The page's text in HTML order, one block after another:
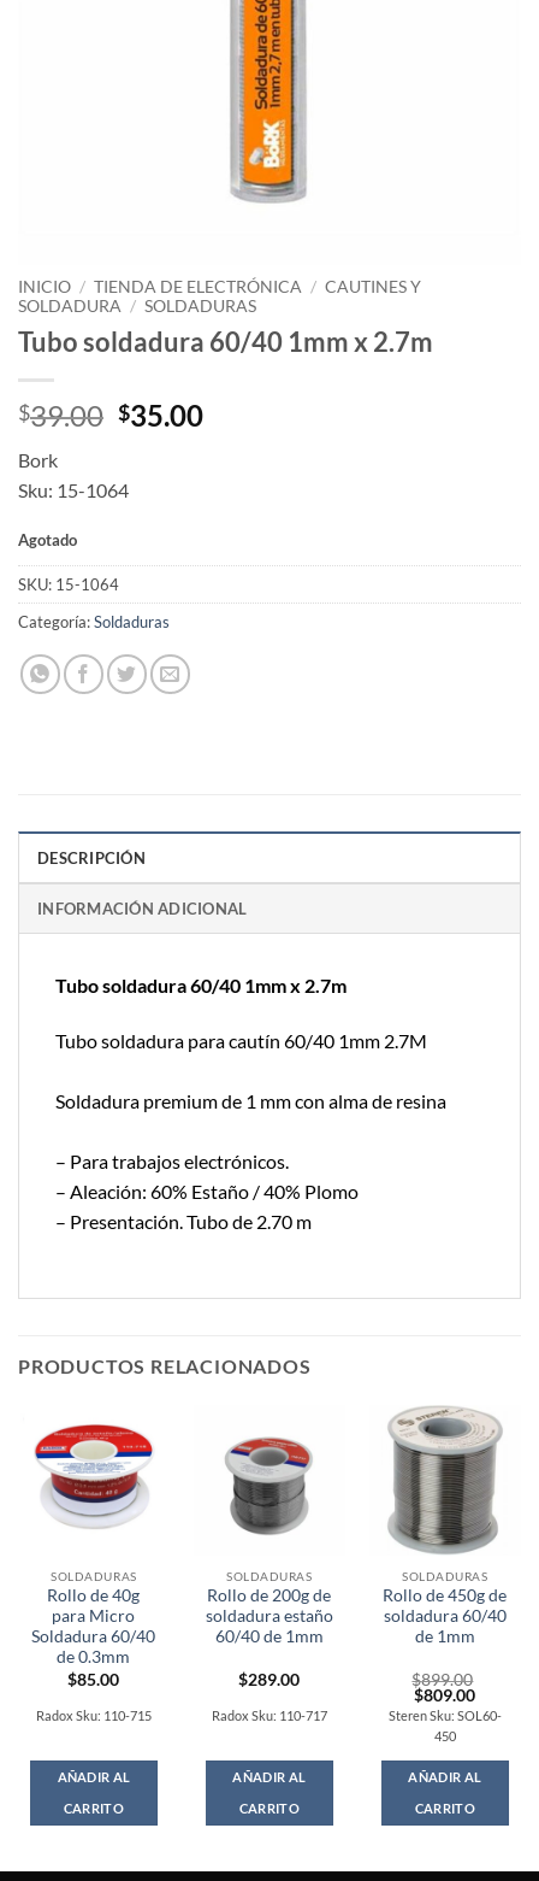
INICIO / TIENDA DE ELECTRÓNICA / CAUTINES Y
SOLDADURA / SOLDADURAS
Tubo soldadura 60/40 1mm x 2.7m
$39.00 Original
$39.00.
$35.00Current
Bork
Sku: 15-1064
Agotado
SKU: 15-1064
Categoría:Soldaduras
DESCRIPCIÓN
INFORMACIÓN ADICIONAL
Tubo soldadura 60/40 1mm x 2.7m
Tubo soldadura para cautín 60/40 1mm 2.7M
Soldadura premium de 1 mm con alma de resina
– Para trabajos electrónicos.
– Aleación: 60% Estaño / 40% Plomo
– Presentación. Tubo de 2.70 m
PRODUCTOS RELACIONADOS
SOLDADURAS
Rollo de 40g
para Micro
Soldadura 60/40
de 0.3mm
$85.00
Radox Sku: 110-715
AÑADIR AL
CARRITO
SOLDADURAS
Rollo de 200g de
soldadura estaño
60/40 de 1mm
$289.00
Radox Sku: 110-717
AÑADIR AL
CARRITO
SOLDADURAS
Rollo de 450g de
soldadura 60/40
de 1mm
$899.00
Original
price
was:
$899.00.
$809.00Current
price
is:
Steren Sku: SOL60-
450
AÑADIR AL
CARRITO